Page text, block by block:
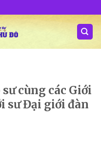
cùng các Giới
sư Đại giới đàn